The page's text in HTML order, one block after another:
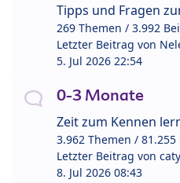
Tipps und Fragen
269 Themen / 3.992
Letzter Beitrag von
5. Jul 2026 22:54
0-3 Monate
Zeit zum Kennen
3.962 Themen /
Letzter Beitrag von
8. Jul 2026 08:43